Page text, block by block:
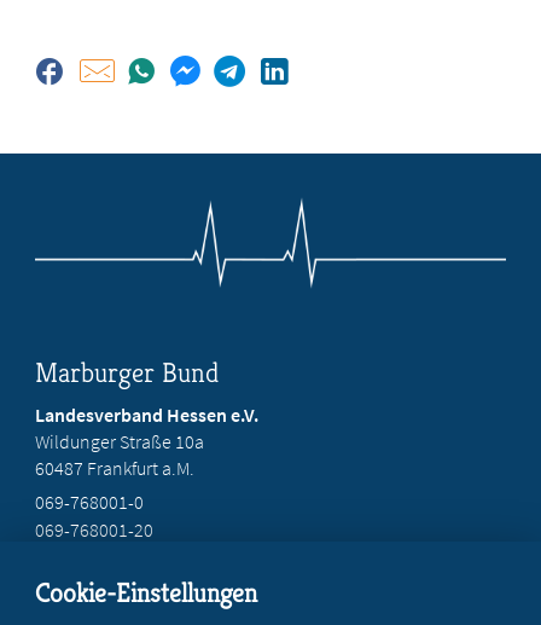
Marburger Bund
Landesverband Hessen e.V.
Wildunger Straße 10a
60487 Frankfurt a.M.
069-768001-0
069-768001-20
Cookie-Einstellungen